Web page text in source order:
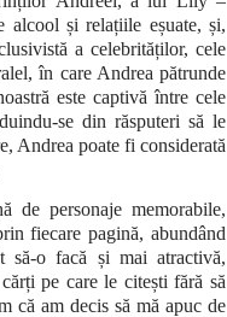
alcool și relațiile eșuate, și,
a celebrităților, cele
în care Andrea pătrunde
este captivă între cele
se din răsputeri să le
Andrea poate fi considerată
de personaje memorabile,
fiecare pagină, abundând
să-o facă și mai atractivă,
pe care le citești fără să
că am decis să mă apuc de